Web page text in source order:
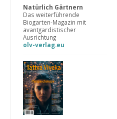
Natürlich Gärtnern
Das weiterführende
Biogarten-Magazin mit
avantgardistischer
Ausrichtung
olv-verlag.eu